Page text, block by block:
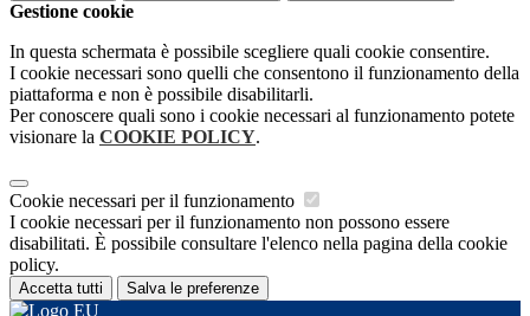
Gestione cookie
In questa schermata è possibile scegliere quali cookie consentire.
I cookie necessari sono quelli che consentono il funzionamento della
piattaforma e non è possibile disabilitarli.
Per conoscere quali sono i cookie necessari al funzionamento potete
visionare la COOKIE POLICY.
Cookie necessari per il funzionamento
I cookie necessari per il funzionamento non possono essere
disabilitati. È possibile consultare l'elenco nella pagina della cookie
policy.
Accetta tutti Salva le preferenze